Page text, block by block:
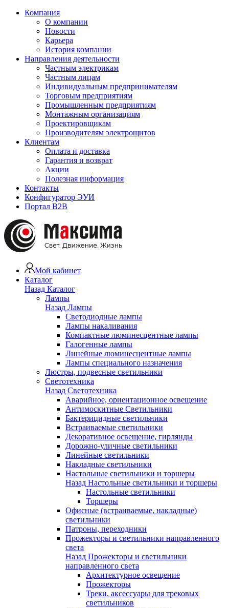
Компания
О компании
Новости
Карьера
История компании
Направления деятельности
Частным электрикам
Частным лицам
Индивидуальным предпринимателям
Торговым предприятиям
Промышленным предприятиям
Монтажным организациям
Проектировщикам
Производителям электрощитов
Клиентам
Оплата и доставка
Гарантия и возврат
Акции
Полезная информация
Контакты
Конфигуратор ЭУИ
Портал B2B
Мой кабинет
Каталог
Назад Каталог
Лампы
Назад Лампы
Светодиодные лампы
Лампы накаливания
Компактные люминесцентные лампы
Галогенные лампы
Линейные люминесцентные лампы
Лампы специального назначения
Люстры, подвесные светильники
Светотехника
Назад Светотехника
Аварийное, ориентационное освещение
Антимоскитные Светильники
Бактерицидные светильники
Встраиваемые светильники
Декоративное освещение, гирлянды
Дорожно-уличные светильники
Линейные светильники
Накладные светильники
Настольные светильники и торшеры
Назад Настольные светильники и торшеры
Настольные светильники
Торшеры
Офисные (встраиваемые, накладные)
светильники
Патроны, переходники
Прожекторы и светильники направленного
света
Назад Прожекторы и светильники
направленного света
Архитектурное освещение
Прожекторы
Треки, аксессуары для трековых
светильников